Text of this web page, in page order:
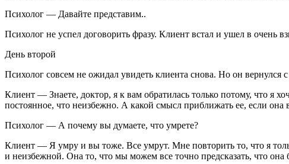
Психолог — Давайте представим..
Психолог не успел договорить фразу. Клиент встал и ушел в очень
День второй
Психолог совсем не ожидал увидеть клиента снова. Но он вернулся
Клиент — Знаете, доктор, я к вам обратилась только потому, что
постоянное, что неизбежно. А какой смысл приближать ее, если она
Психолог — А почему вы думаете, что умрете?
Клиент — Я умру и вы тоже. Все умрут. Мне повторить то, что я
и неизбежной. Она то, что мы можем все точно предсказать, что она